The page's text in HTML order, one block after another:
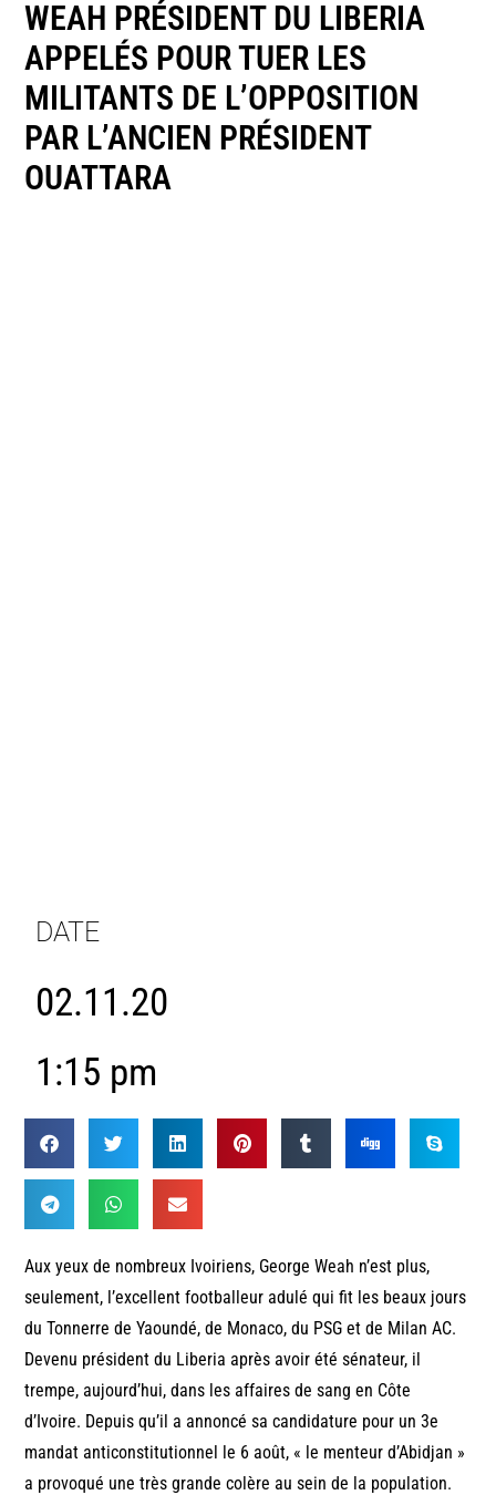
WEAH PRÉSIDENT DU LIBERIA
APPELÉS POUR TUER LES
MILITANTS DE L’OPPOSITION
PAR L’ANCIEN PRÉSIDENT
OUATTARA
DATE
02.11.20
1:15 pm
Aux yeux de nombreux Ivoiriens, George Weah n’est plus,
seulement, l’excellent footballeur adulé qui fit les beaux jours
du Tonnerre de Yaoundé, de Monaco, du PSG et de Milan AC.
Devenu président du Liberia après avoir été sénateur, il
trempe, aujourd’hui, dans les affaires de sang en Côte
d’Ivoire. Depuis qu’il a annoncé sa candidature pour un 3e
mandat anticonstitutionnel le 6 août, « le menteur d’Abidjan »
a provoqué une très grande colère au sein de la population.